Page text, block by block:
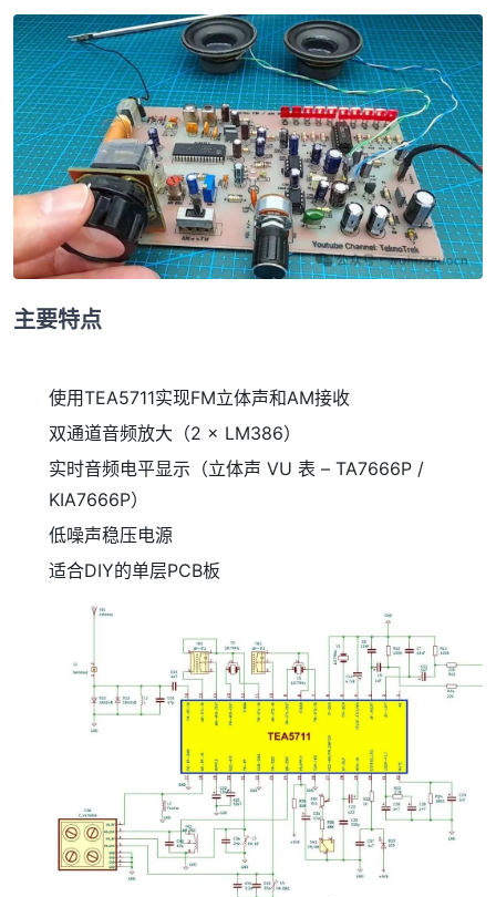
主要特点
使用TEA5711实现FM立体声和AM接收
双通道音频放大（2 × LM386）
实时音频电平显示（立体声 VU 表 – TA7666P /
KIA7666P）
低噪声稳压电源
适合DIY的单层PCB板